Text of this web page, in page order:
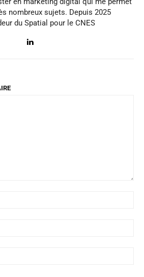
nombreux sujets. Depuis 2025
du Spatial pour le CNES